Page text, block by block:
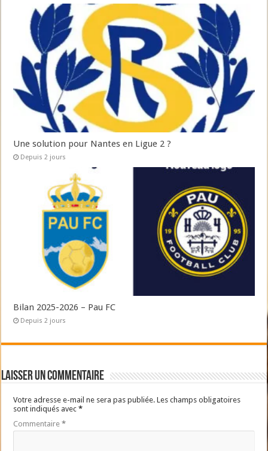
Une solution pour Nantes en Ligue 2 ?
Depuis 2 jours
Bilan 2025-2026 – Pau FC
Depuis 2 jours
Laisser un commentaire
Votre adresse e-mail ne sera pas publiée. Les champs obligatoires
sont indiqués avec*
Commentaire*